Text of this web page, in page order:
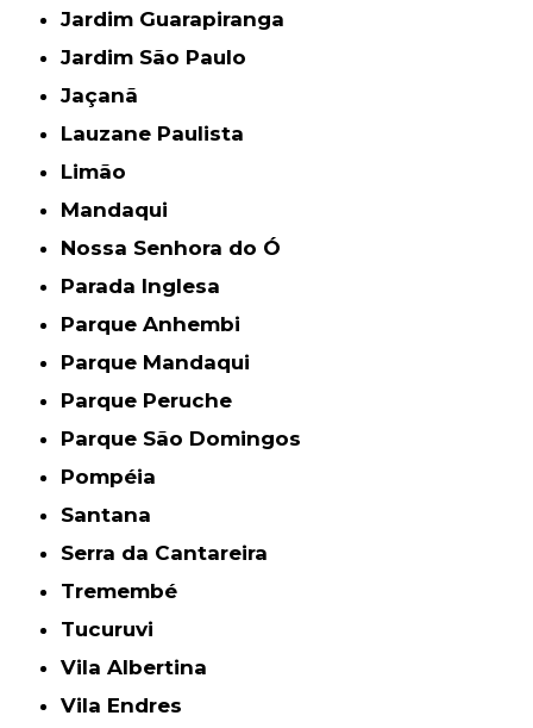
Jardim Guarapiranga
Jardim São Paulo
Jaçanã
Lauzane Paulista
Limão
Mandaqui
Nossa Senhora do Ó
Parada Inglesa
Parque Anhembi
Parque Mandaqui
Parque Peruche
Parque São Domingos
Pompéia
Santana
Serra da Cantareira
Tremembé
Tucuruvi
Vila Albertina
Vila Endres